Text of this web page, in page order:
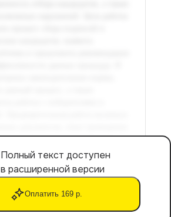
Полный текст доступен
в расширенной версии
Оплатить 169 р.